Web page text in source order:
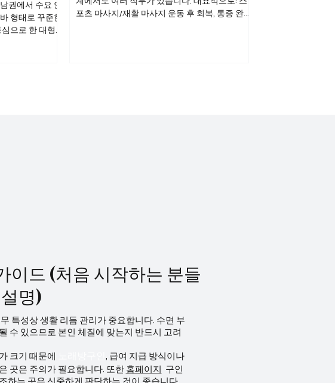
권에서 수요 안
형태로 꾸준한
으로 한 대형
포츠 마사지/재활 마사지 운동 후 회복, 통증 완화
이드 (처음 시작하는 분들
명)
특성상 생활 리듬 관리가 중요합니다. 수면 부
수 있으므로 본인 체질에 맞는지 반드시 고려
크기 때문에
, 급여 지급 방식이나
곳은 주의가 필요합니다. 또한 홈페이지 구인